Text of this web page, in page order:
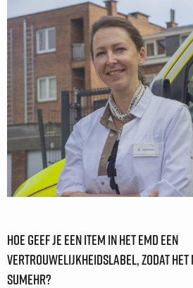
HOE GEEF JE EEN ITEM IN HET EMD EEN
VERTROUWELIJKHEIDSLABEL, ZODAT HET
SUMEHR?